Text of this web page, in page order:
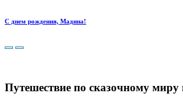
С днем рождения, Мадина!
Путешествие по сказочному миру